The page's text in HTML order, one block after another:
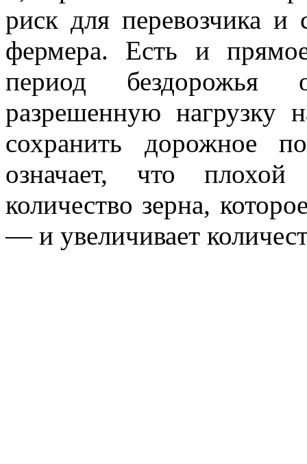
риск для перевозчика и
фермера. Есть и
период бездорожья
разрешенную нагрузку
сохранить дорожное
означает, что
количество зерна,
— и увеличивает